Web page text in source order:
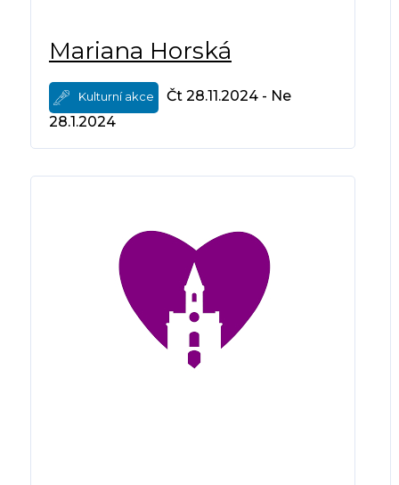
Mariana Horská
Kulturní akce
Čt 28.11.2024 - Ne
28.1.2024